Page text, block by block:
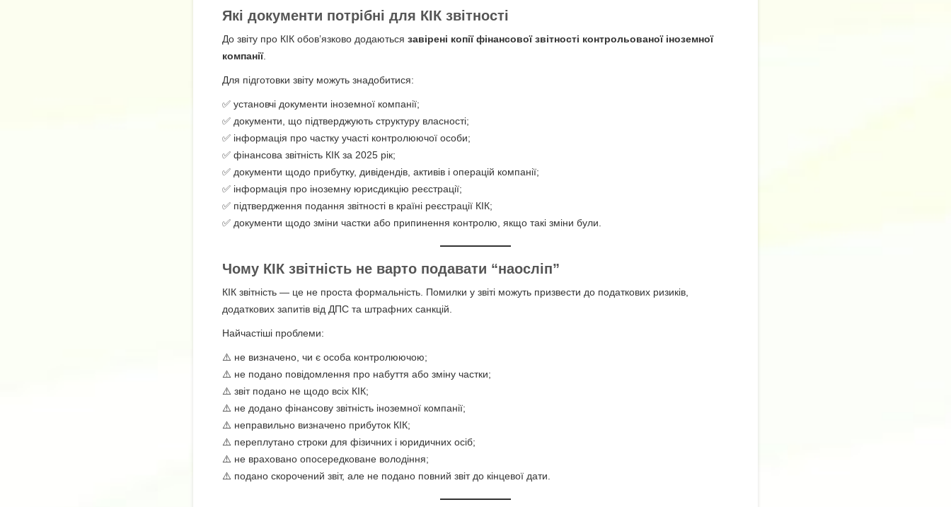
Які документи потрібні для КІК звітності
До звіту про КІК обов’язково додаються завірені копії фінансової звітності контрольованої іноземної
компанії.
Для підготовки звіту можуть знадобитися:
✅ установчі документи іноземної компанії;
✅ документи, що підтверджують структуру власності;
✅ інформація про частку участі контролюючої особи;
✅ фінансова звітність КІК за 2025 рік;
✅ документи щодо прибутку, дивідендів, активів і операцій компанії;
✅ інформація про іноземну юрисдикцію реєстрації;
✅ підтвердження подання звітності в країні реєстрації КІК;
✅ документи щодо зміни частки або припинення контролю, якщо такі зміни були.
Чому КІК звітність не варто подавати “наосліп”
КІК звітність — це не проста формальність. Помилки у звіті можуть призвести до податкових ризиків,
додаткових запитів від ДПС та штрафних санкцій.
Найчастіші проблеми:
⚠️ не визначено, чи є особа контролюючою;
⚠️ не подано повідомлення про набуття або зміну частки;
⚠️ звіт подано не щодо всіх КІК;
⚠️ не додано фінансову звітність іноземної компанії;
⚠️ неправильно визначено прибуток КІК;
⚠️ переплутано строки для фізичних і юридичних осіб;
⚠️ не враховано опосередковане володіння;
⚠️ подано скорочений звіт, але не подано повний звіт до кінцевої дати.